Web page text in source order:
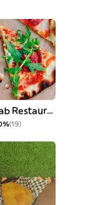
Gondal Istanbul Kebab Restaurant
(19)